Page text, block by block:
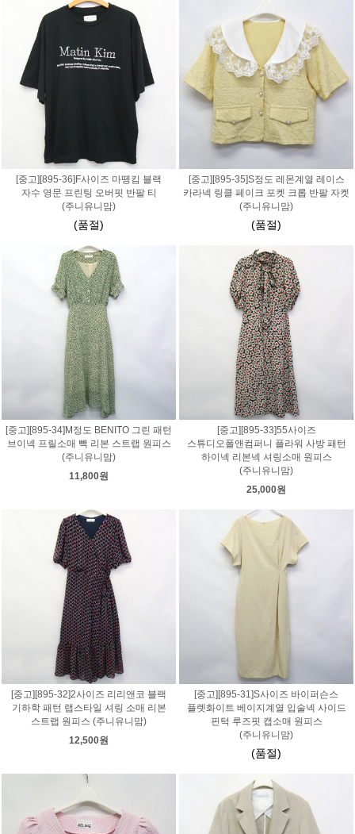
[중고][895-36]F사이즈 마뗑킴 블랙
자수 영문 프린팅 오버핏 반팔 티
(주니유니맘)
(품절)
[중고][895-35]S정도 레몬계열 레이스
카라넥 링클 페이크 포켓 크롭 반팔 자켓
(주니유니맘)
(품절)
[중고][895-34]M정도 BENITO 그린 패턴
브이넥 프릴소매 빽 리본 스트랩 원피스
(주니유니맘)
11,800원
[중고][895-33]55사이즈
스튜디오폴앤컴퍼니 플라워 사방 패턴
하이넥 리본넥 셔링소매 원피스
(주니유니맘)
25,000원
[중고][895-32]2사이즈 리리앤코 블랙
기하학 패턴 랩스타일 셔링 소매 리본
스트랩 원피스 (주니유니맘)
12,500원
[중고][895-31]S사이즈 바이퍼슨스
플렛화이트 베이지계열 입술넥 사이드
핀턱 루즈핏 캡소매 원피스
(주니유니맘)
(품절)